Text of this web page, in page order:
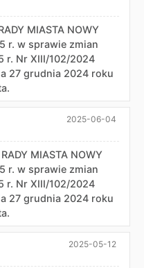
MIASTA NOWY
r. w sprawie zmian
r. Nr XIII/102/2024
27 grudnia 2024 roku
2025-06-04
MIASTA NOWY
r. w sprawie zmian
r. Nr XIII/102/2024
27 grudnia 2024 roku
2025-05-12